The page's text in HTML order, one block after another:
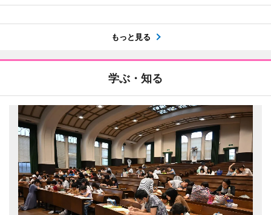
もっと見る
学ぶ・知る